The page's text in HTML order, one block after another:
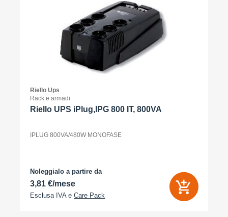
Riello Ups
Rack e armadi
Riello UPS iPlug,IPG 800 IT, 800VA
IPLUG 800VA/480W MONOFASE
Noleggialo a partire da
3,81 €/mese
Esclusa IVA e Care Pack